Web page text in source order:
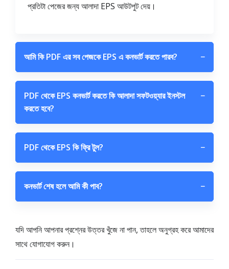
প্রতিটা পেজের জন্য আলাদা EPS আউটপুট দেয়।
আমি কি PDF এর সব পেজকে EPS এ কনভার্ট করতে পারব? −
PDF থেকে EPS কনভার্ট করতে কি আলাদা সফটওয়্যার ইনস্টল
করতে হবে?
−
PDF থেকে EPS কি ফ্রি টুল? −
কনভার্ট শেষ হলে আমি কী পাব? −
যদি আপনি আপনার প্রশ্নের উত্তর খুঁজে না পান, তাহলে অনুগ্রহ করে আমাদের
সাথে যোগাযোগ করুন।